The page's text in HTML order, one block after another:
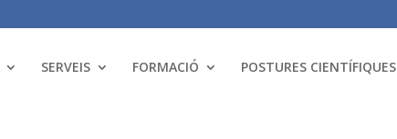
SERVEIS FORMACIÓ POSTURES CIENTÍFIQUES